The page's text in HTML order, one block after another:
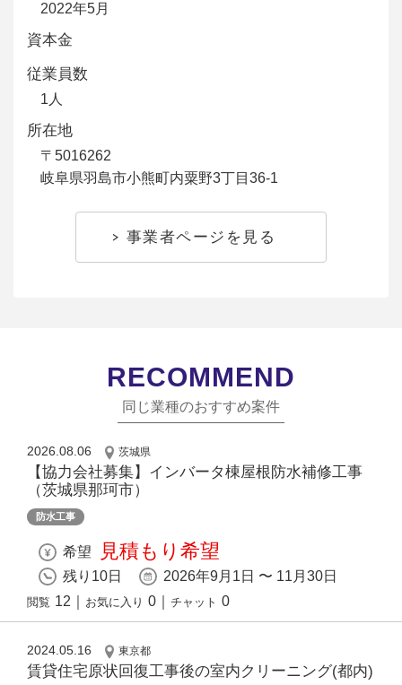
2022年5月
資本金
従業員数
1人
所在地
〒5016262
岐阜県羽島市小熊町内粟野3丁目36-1
事業者ページを見る
RECOMMEND
同じ業種のおすすめ案件
2026.08.06 茨城県
【協力会社募集】インバータ棟屋根防水補修工事
（茨城県那珂市）
防水工事
希望 見積もり希望
残り10日 2026年9月1日 〜 11月30日
閲覧 12 お気に入り 0 チャット 0
2024.05.16 東京都
賃貸住宅原状回復⼯事後の室内クリーニング(都内)